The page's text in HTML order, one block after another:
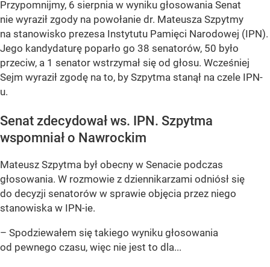
Przypomnijmy, 6 sierpnia w wyniku głosowania Senat
nie wyraził zgody na powołanie dr. Mateusza Szpytmy
na stanowisko prezesa Instytutu Pamięci Narodowej (IPN).
Jego kandydaturę poparło go 38 senatorów, 50 było
przeciw, a 1 senator wstrzymał się od głosu. Wcześniej
Sejm wyraził zgodę na to, by Szpytma stanął na czele IPN-
u.
Senat zdecydował ws. IPN. Szpytma
wspomniał o Nawrockim
Mateusz Szpytma był obecny w Senacie podczas
głosowania. W rozmowie z dziennikarzami odniósł się
do decyzji senatorów w sprawie objęcia przez niego
stanowiska w IPN-ie.
– Spodziewałem się takiego wyniku głosowania
od pewnego czasu, więc nie jest to dla...